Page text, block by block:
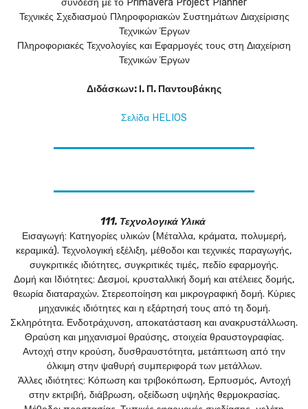
σύνδεση με το Primavera Project Planner
Τεχνικές Σχεδιασμού Πληροφοριακών Συστημάτων Διαχείρισης
Τεχνικών Έργων
Πληροφοριακές Τεχνολογίες και Εφαρμογές τους στη Διαχείριση
Τεχνικών Έργων
Διδάσκων: Ι. Π. Παντουβάκης
Σελίδα HELIOS
111. Τεχνολογικά Υλικά
Εισαγωγή: Κατηγορίες υλικών (Μέταλλα, κράματα, πολυμερή,
κεραμικά). Τεχνολογική εξέλιξη, μέθοδοι και τεχνικές παραγωγής,
συγκριτικές ιδιότητες, συγκριτικές τιμές, πεδίο εφαρμογής.
Δομή και Ιδιότητες: Δεσμοί, κρυσταλλική δομή και ατέλειες δομής,
θεωρία διαταραχών. Στερεοποίηση και μικρογραφική δομή. Κύριες
μηχανικές ιδιότητες και η εξάρτησή τους από τη δομή.
Σκληρότητα. Ενδοτράχυνση, αποκατάσταση και ανακρυστάλλωση.
Θραύση και μηχανισμοί θραύσης, στοιχεία θραυστογραφίας.
Αντοχή στην κρούση, δυσθραυστότητα, μετάπτωση από την
όλκιμη στην ψαθυρή συμπεριφορά των μετάλλων.
Άλλες ιδιότητες: Κόπωση και τριβοκόπωση, Ερπυσμός, Αντοχή
στην εκτριβή, διάβρωση, οξείδωση υψηλής θερμοκρασίας.